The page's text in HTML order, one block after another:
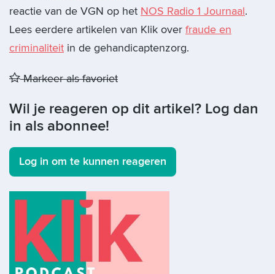
reactie van de VGN op het NOS Radio 1 Journaal.
Lees eerdere artikelen van Klik over fraude en
criminaliteit in de gehandicaptenzorg.
Markeer als favoriet
Wil je reageren op dit artikel? Log dan
in als abonnee!
Log in om te kunnen reageren